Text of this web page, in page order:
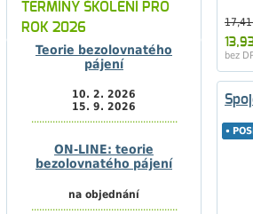
17,41
bez
TERMÍNY ŠKOLENÍ PRO
ROK 2026
Teorie bezolovnatého
pájení
10. 2. 2026
15. 9. 2026
.......................................................
ON-LINE: teorie
bezolovnatého pájení
na objednání
.......................................................